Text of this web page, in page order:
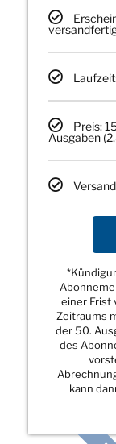
Preis:
Ausgaben
einer Frist
Zeitraums
der 50.
des
kann